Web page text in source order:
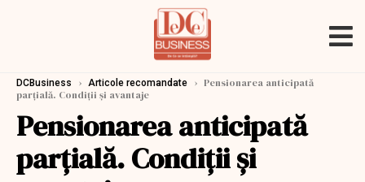
DCBusiness › Articole recomandate › Pensionarea anticipată
parțială. Condiții și avantaje
Pensionarea anticipată
parțială. Condiții și